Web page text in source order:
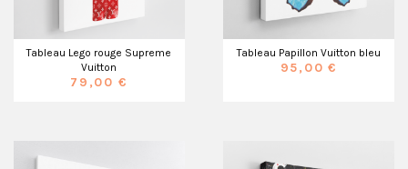
Tableau Lego rouge Supreme
Vuitton
79,00 €
Tableau Papillon Vuitton bleu
95,00 €